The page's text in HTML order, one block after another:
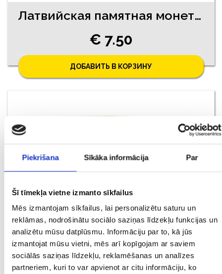
Piekrišana Sīkāka informācija Par
Šī tīmekļa vietne izmanto sīkfailus
Mēs izmantojam sīkfailus, lai personalizētu saturu un
reklāmas, nodrošinātu sociālo saziņas līdzekļu funkcijas un
analizētu mūsu datplūsmu. Informāciju par to, kā jūs
izmantojat mūsu vietni, mēs arī kopīgojam ar saviem
sociālās saziņas līdzekļu, reklamēšanas un analīzes
partneriem, kuri to var apvienot ar citu informāciju, ko
Латвийская памятная монета 2 евро Brūna Govs 2016
€ 7.50
ДОБАВИТЬ В КОРЗИНУ
Набор латвийских монет евро
€ 25.00
ДОБАВИТЬ В КОРЗИНУ